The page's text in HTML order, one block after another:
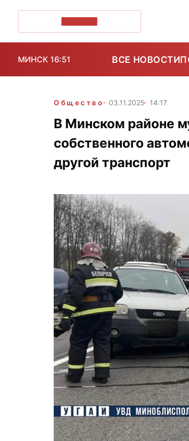
МИНСК 16:51 ВСЕ НОВОСТИ
Общество 03.11.2025 14:17
В Минском районе
собственного
другой транспорт